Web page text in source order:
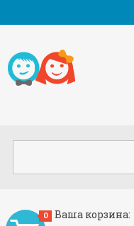
Ваша корзина:
0